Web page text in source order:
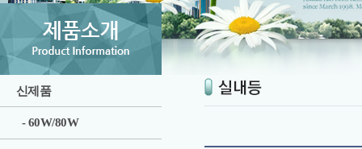
신제품
- 60W/80W